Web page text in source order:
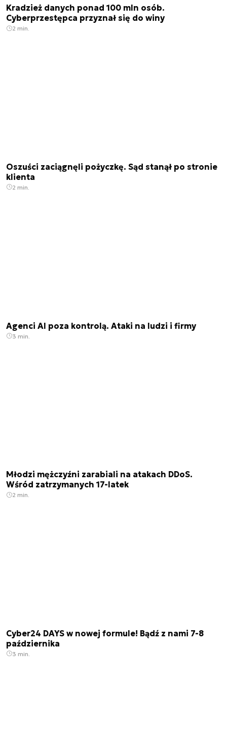
Kradzież danych ponad 100 mln osób.
Cyberprzestępca przyznał się do winy
2 min.
Oszuści zaciągnęli pożyczkę. Sąd stanął po stronie
klienta
2 min.
Agenci AI poza kontrolą. Ataki na ludzi i firmy
3 min.
Młodzi mężczyźni zarabiali na atakach DDoS.
Wśród zatrzymanych 17-latek
2 min.
Cyber24 DAYS w nowej formule! Bądź z nami 7-8
października
3 min.